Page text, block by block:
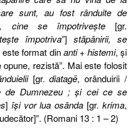
sunt, au fost rânduite de
cine se împotriveşte [gr.
împotriva”] stăpânirii, se
este format dinanti+ histemi,şi
rezistă”. Mai este folosit
[gr. diatagē, orânduirii/
de Dumnezeu ; şi cei ce se
] îşi vor lua osânda [gr. krima,
]”. (Romani 13 : 1 – 2)